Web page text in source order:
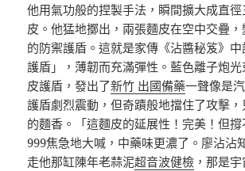
他用氣功般的捏製手法，瞬間擴大成直
皮。他猛地擲出，兩張麵皮在空中交疊
的防禦護盾。這就是家傳《沾醬秘笈》
護盾」，薄韌而充滿彈性。藍色離子炮
皮護盾，發出了新竹 出國備藥一聲像是
護盾劇烈震動，但奇蹟般地擋住了攻擊
的麵香。「這麵皮的延展性！完美！但
999焦急地大喊，中藥味更濃了。廖沾沾
走他那缸陳年老蒜泥超音波健檢 ，那是